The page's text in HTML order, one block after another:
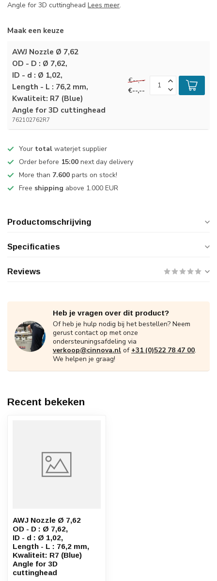
Angle for 3D cuttinghead Lees meer.
Maak een keuze
AWJ Nozzle Ø 7,62
OD - D : Ø 7,62,
ID - d : Ø 1,02,
Length - L : 76,2 mm,
Kwaliteit: R7 (Blue)
Angle for 3D cuttinghead
762102762R7
€--,--
€--,--
Your total waterjet supplier
Order before 15:00 next day delivery
More than 7.600 parts on stock!
Free shipping above 1.000 EUR
Productomschrijving
Specificaties
Reviews
Heb je vragen over dit product?
Of heb je hulp nodig bij het bestellen? Neem
gerust contact op met onze
ondersteuningsafdeling via
verkoop@cinnova.nl of +31 (0)522 78 47 00.
We helpen je graag!
Recent bekeken
AWJ Nozzle Ø 7,62
OD - D : Ø 7,62,
ID - d : Ø 1,02,
Length - L : 76,2 mm,
Kwaliteit: R7 (Blue)
Angle for 3D
cuttinghead